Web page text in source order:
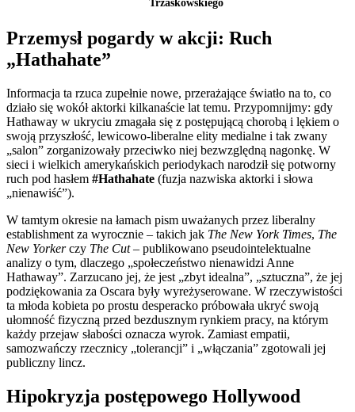
Trzaskowskiego
Przemysł pogardy w akcji: Ruch
„Hathahate”
Informacja ta rzuca zupełnie nowe, przerażające światło na to, co
działo się wokół aktorki kilkanaście lat temu. Przypomnijmy: gdy
Hathaway w ukryciu zmagała się z postępującą chorobą i lękiem o
swoją przyszłość, lewicowo-liberalne elity medialne i tak zwany
„salon” zorganizowały przeciwko niej bezwzględną nagonkę. W
sieci i wielkich amerykańskich periodykach narodził się potworny
ruch pod hasłem #Hathahate (fuzja nazwiska aktorki i słowa
„nienawiść”).
W tamtym okresie na łamach pism uważanych przez liberalny
establishment za wyrocznie – takich jak The New York Times, The
New Yorkerczy The Cut– publikowano pseudointelektualne
analizy o tym, dlaczego „społeczeństwo nienawidzi Anne
Hathaway”. Zarzucano jej, że jest „zbyt idealna”, „sztuczna”, że jej
podziękowania za Oscara były wyreżyserowane. W rzeczywistości
ta młoda kobieta po prostu desperacko próbowała ukryć swoją
ułomność fizyczną przed bezdusznym rynkiem pracy, na którym
każdy przejaw słabości oznacza wyrok. Zamiast empatii,
samozwańczy rzecznicy „tolerancji” i „włączania” zgotowali jej
publiczny lincz.
Hipokryzja postępowego Hollywood